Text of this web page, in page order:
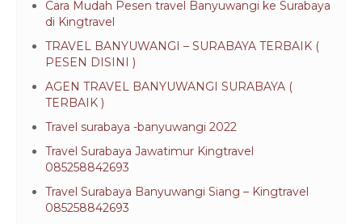
Cara Mudah Pesen travel Banyuwangi ke Surabaya
di Kingtravel
TRAVEL BANYUWANGI – SURABAYA TERBAIK (
PESEN DISINI )
AGEN TRAVEL BANYUWANGI SURABAYA (
TERBAIK )
Travel surabaya -banyuwangi 2022
Travel Surabaya Jawatimur Kingtravel
085258842693
Travel Surabaya Banyuwangi Siang – Kingtravel
085258842693